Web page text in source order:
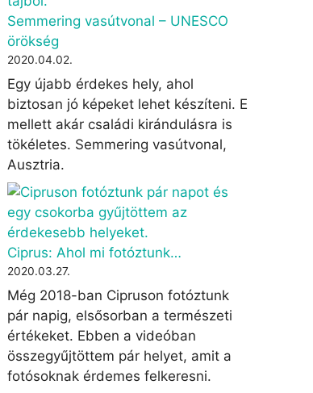
Semmering vasútvonal – UNESCO
örökség
2020.04.02.
Egy újabb érdekes hely, ahol
biztosan jó képeket lehet készíteni. E
mellett akár családi kirándulásra is
tökéletes. Semmering vasútvonal,
Ausztria.
Ciprus: Ahol mi fotóztunk…
2020.03.27.
Még 2018-ban Cipruson fotóztunk
pár napig, elsősorban a természeti
értékeket. Ebben a videóban
összegyűjtöttem pár helyet, amit a
fotósoknak érdemes felkeresni.